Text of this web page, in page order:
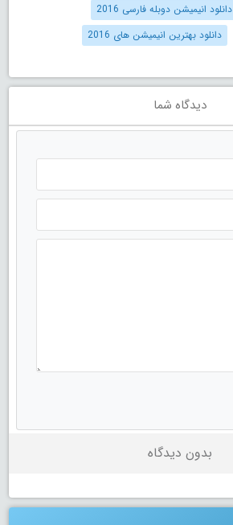
دانلود انیمیشن دوبله فارسی 2016
دانلود بهترین انیمیشن های 2016
دیدگاه شما
بدون دیدگاه